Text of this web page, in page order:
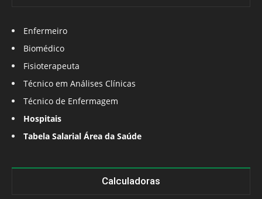
Enfermeiro
Biomédico
Fisioterapeuta
Técnico em Análises Clínicas
Técnico de Enfermagem
Hospitais
Tabela Salarial Área da Saúde
Calculadoras